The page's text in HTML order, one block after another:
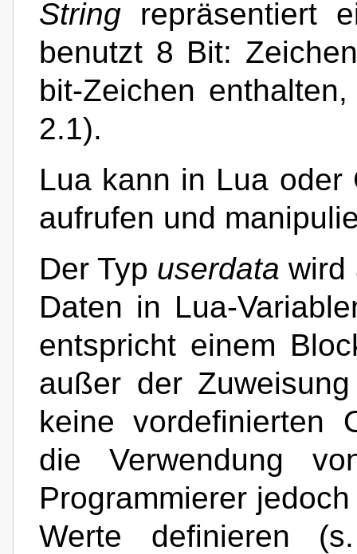
String repräsentiert
benutzt 8 Bit:
bit-Zeichen
2.1).
Lua kann in Lua oder
aufrufen und
Der Typ userdata wird
Daten in Lua-
entspricht einem
außer der
keine vordefinierten
die Verwendung
Programmierer
Werte definieren